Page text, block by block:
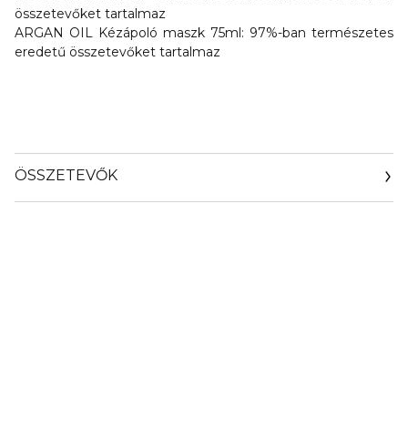
összetevőket tartalmaz
ARGAN OIL Kézápoló maszk 75ml: 97%-ban természetes
eredetű összetevőket tartalmaz
ÖSSZETEVŐK